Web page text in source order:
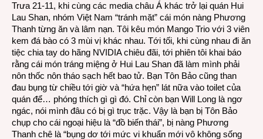
Trưa 21-11, khi cùng các media châu Á khác trở lại quán Hui
Lau Shan, nhóm Việt Nam “tránh mặt” cái món nàng Phương
Thanh từng ăn và lâm nạn. Tôi kêu món Mango Trio với 3 viên
kem đá bào có 3 mùi vị khác nhau. Tới tối, khi cùng nhau đi ăn
tiệc chia tay do hãng NVIDIA chiêu đãi, tới phiên tôi khai báo
rằng cái món tráng miệng ở Hui Lau Shan đã làm mình phải
nôn thốc nôn tháo sạch hết bao tử. Bạn Tôn Bảo cũng than
đau bụng từ chiều tới giờ và “hứa hẹn” lát nữa vào toilet của
quán để… phóng thích gì gì đó. Chỉ còn bạn Will Long là ngơ
ngác, nói mình đâu có bị gì trục trặc. Vậy là bạn bị Tôn Bảo
chụp cho cái ngoại hiệu là “đồ biến thái”, bị nàng Phương
Thanh chê là “bụng dơ tới mức vi khuẩn mới vô không sống